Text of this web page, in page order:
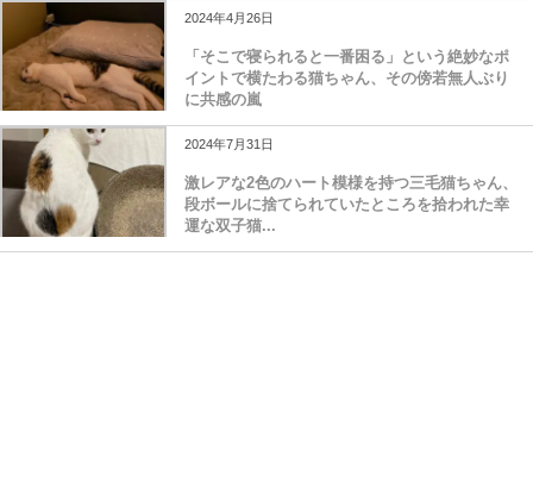
2024年4月26日
「そこで寝られると一番困る」という絶妙なポ
イントで横たわる猫ちゃん、その傍若無人ぶり
に共感の嵐
2024年7月31日
激レアな2色のハート模様を持つ三毛猫ちゃん、
段ボールに捨てられていたところを拾われた幸
運な双子猫...